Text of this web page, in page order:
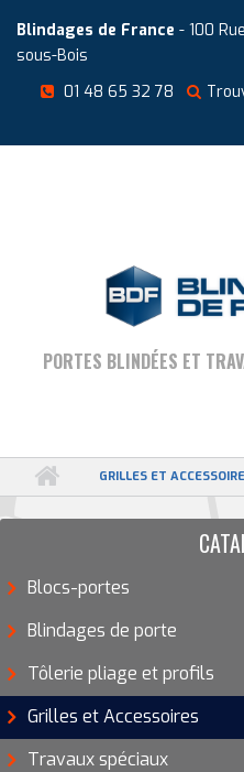
Blindages de France - 100
sous-Bois
01 48 65 32 78
PORTES BLINDÉES ET
GRILLES ET
Blocs-portes
Blindages de porte
Tôlerie pliage et profils
Grilles et Accessoires
Travaux spéciaux